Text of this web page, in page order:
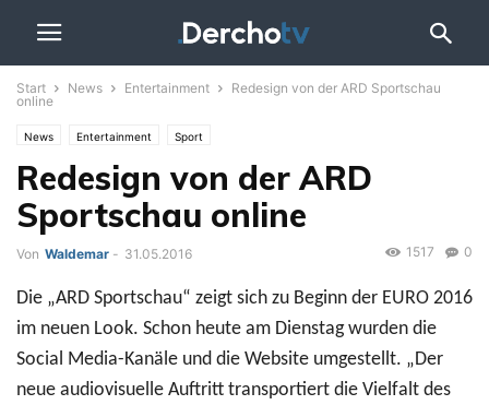
Start News Entertainment
Redesign von der ARD Sportschau
online
News Entertainment Sport
Redesign von der ARD
Sportschau online
Von Waldemar - 31.05.2016 0
1517
Die „ARD Sportschau“ zeigt sich zu Beginn der EURO 2016
im neuen Look. Schon heute am Dienstag wurden die
Social Media-Kanäle und die Website umgestellt. „Der
neue audiovisuelle Auftritt transportiert die Vielfalt des